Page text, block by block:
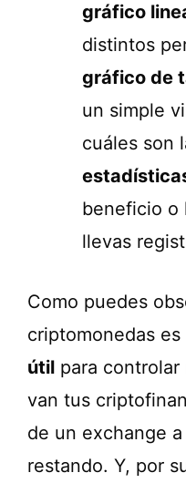
gráfico
distintos
gráfico de
un simple
cuáles son
beneficio o
llevas
Como puedes
criptomonedas es
útil para
van tus
de un exchange
restando. Y, por